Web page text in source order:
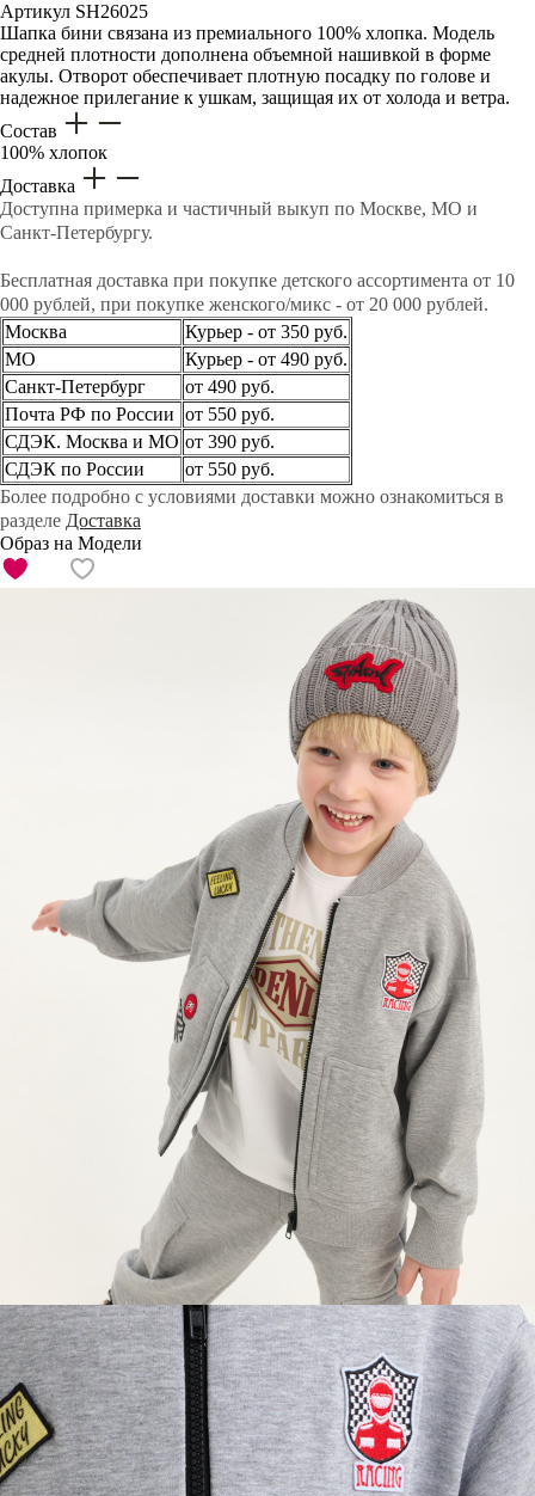
Артикул SH26025
Шапка бини связана из премиального 100% хлопка. Модель
средней плотности дополнена объемной нашивкой в форме
акулы. Отворот обеспечивает плотную посадку по голове и
надежное прилегание к ушкам, защищая их от холода и ветра.
Состав
100% хлопок
Доставка
Доступна примерка и частичный выкуп по Москве, МО и
Санкт-Петербургу.
Бесплатная доставка при покупке детского ассортимента от 10
000 рублей, при покупке женского/микс - от 20 000 рублей.
Москва
Курьер - от 350 руб.
МО
Курьер - от 490 руб.
Санкт-Петербург
от 490 руб.
Почта РФ по России от 550 руб.
СДЭК. Москва и МО от 390 руб.
СДЭК по России
от 550 руб.
Более подробно с условиями доставки можно ознакомиться в
разделе Доставка
Образ на Модели